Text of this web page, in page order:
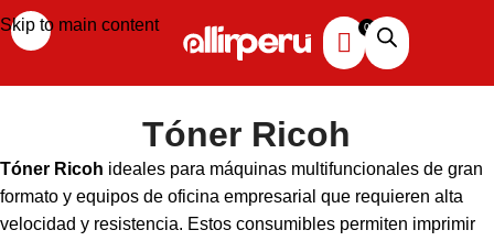
Skip to main content
Tóner Ricoh
Tóner Ricoh ideales para máquinas multifuncionales de gran
formato y equipos de oficina empresarial que requieren alta
velocidad y resistencia. Estos consumibles permiten imprimir